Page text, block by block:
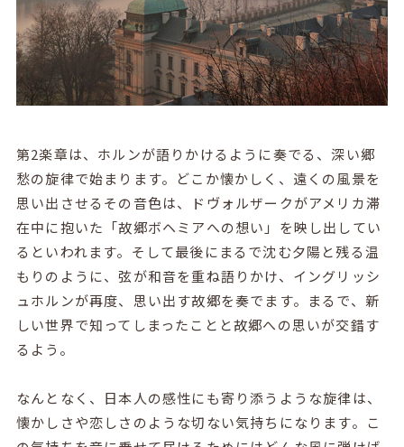
第2楽章は、ホルンが語りかけるように奏でる、深い郷
愁の旋律で始まります。どこか懐かしく、遠くの風景を
思い出させるその音色は、ドヴォルザークがアメリカ滞
在中に抱いた「故郷ボヘミアへの想い」を映し出してい
るといわれます。そして最後にまるで沈む夕陽と残る温
もりのように、弦が和音を重ね語りかけ、イングリッシ
ュホルンが再度、思い出す故郷を奏でます。まるで、新
しい世界で知ってしまったことと故郷への思いが交錯す
るよう。
なんとなく、日本人の感性にも寄り添うような旋律は、
懐かしさや恋しさのような切ない気持ちになります。こ